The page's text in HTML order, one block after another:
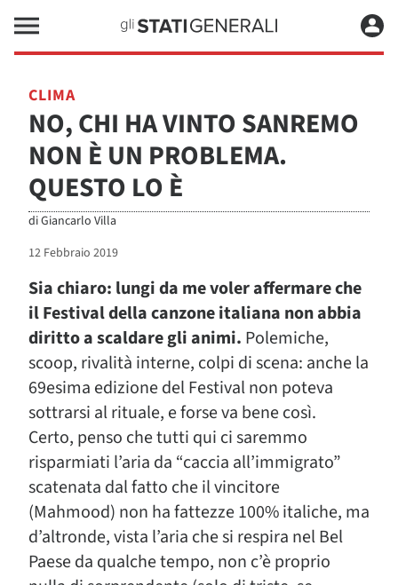
CLIMA
NO, CHI HA VINTO SANREMO
NON È UN PROBLEMA.
QUESTO LO È
diGiancarlo Villa
12 Febbraio 2019
Sia chiaro: lungi da me voler affermare che
il Festival della canzone italiana non abbia
diritto a scaldare gli animi. Polemiche,
scoop, rivalità interne, colpi di scena: anche la
69esima edizione del Festival non poteva
sottrarsi al rituale, e forse va bene così.
Certo, penso che tutti qui ci saremmo
risparmiati l’aria da “caccia all’immigrato”
scatenata dal fatto che il vincitore
(Mahmood) non ha fattezze 100% italiche, ma
d’altronde, vista l’aria che si respira nel Bel
Paese da qualche tempo, non c’è proprio